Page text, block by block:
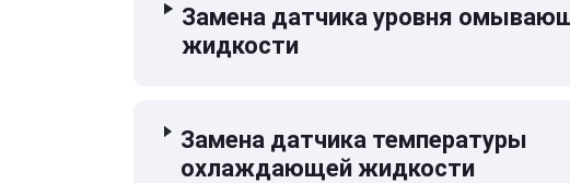
Замена датчика уровня
жидкости
Замена датчика температуры
охлаждающей жидкости